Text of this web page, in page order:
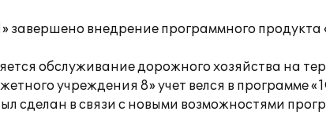
внедрение программного
обслуживание дорожного хозяйства на
учреждения 8» учет велся в программе
сделан в связи с новыми возможностями